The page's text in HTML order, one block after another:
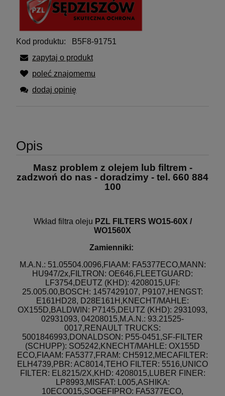
Kod produktu:
B5F8-91751
zapytaj o produkt
poleć znajomemu
dodaj opinię
Opis
Masz problem z olejem lub filtrem -
zadzwoń do nas - doradzimy - tel. 660 884
100
Wkład filtra oleju PZL FILTERS WO15-60X /
WO1560X
Zamienniki:
M.A.N.: 51.05504.0096,FIAAM: FA5377ECO,MANN:
HU947/2x,FILTRON: OE646,FLEETGUARD:
LF3754,DEUTZ (KHD): 4208015,UFI:
25.005.00,BOSCH: 1457429107, P9107,HENGST:
E161HD28, D28E161H,KNECHT/MAHLE:
OX155D,BALDWIN: P7145,DEUTZ (KHD): 2931093,
02931093, 04208015,M.A.N.: 93.21525-
0017,RENAULT TRUCKS:
5001846993,DONALDSON: P55-0451,SF-FILTER
(SCHUPP): SO5242,KNECHT/MAHLE: OX155D
ECO,FIAAM: FA5377,FRAM: CH5912,MECAFILTER:
ELH4739,PBR: AC8014,TEHO FILTER: 5516,UNICO
FILTER: EL8215/2X,KHD: 4208015,LUBER FINER:
LP8993,MISFAT: L005,ASHIKA:
10ECO015,SOGEFIPRO: FA5377ECO,